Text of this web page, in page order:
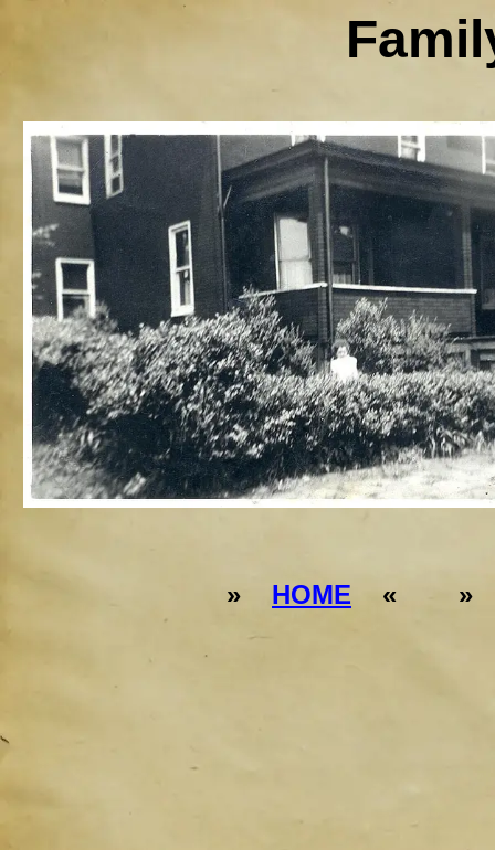
» HOME « »